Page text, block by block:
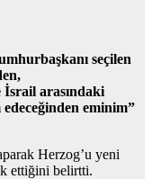
seçilen
İsrail arasındaki
eminim”
Herzog’u yeni
ettiğini belirtti.